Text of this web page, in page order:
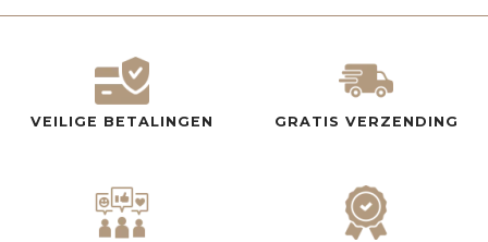
VEILIGE BETALINGEN GRATIS VERZENDING